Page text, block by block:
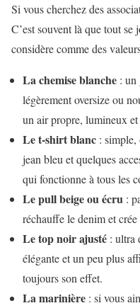
Si vous cherchez des
C’est souvent là que tout
considère comme des
La chemise blanche : un
légèrement oversize ou
un air propre, lumineux
Le t-shirt blanc :
jean bleu et quelques
qui fonctionne à tous les
Le pull beige ou écru :
réchauffe le denim et
Le top noir ajusté : ultra
élégante et un peu plus
toujours son effet.
La marinière : si vous